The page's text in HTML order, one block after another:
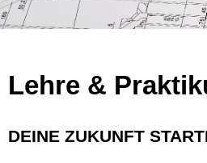
Lehre &
DEINE ZUKUNFT